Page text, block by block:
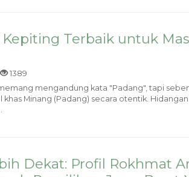
Terbaik untuk
1389
mengandung kata "Padang", tapi
khas Minang (Padang) secara otentik.
Dekat: Profil Rokhmat